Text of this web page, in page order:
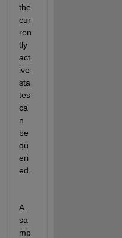
the
cur
ren
tly
act
ive
sta
tes
ca
n
be
qu
eri
ed.
A
sa
mp